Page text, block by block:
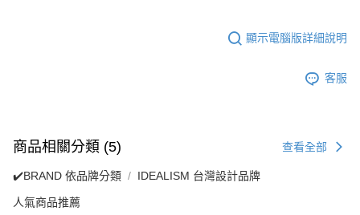
顯示電腦版詳細說明
客服
商品相關分類 (5) 查看全部
✔️BRAND 依品牌分類 IDEALISM 台灣設計品牌
人氣商品推薦